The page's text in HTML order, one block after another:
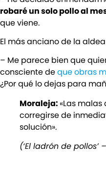
robaré un solo pollo al
que viene.
El más anciano de la
– Me parece bien que
consciente deque obras
¿Por qué lo dejas para
Moraleja:«Las
corregirse de
solución».
(‘El ladrón de pollos’